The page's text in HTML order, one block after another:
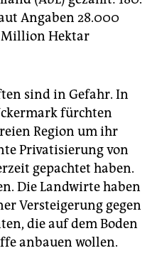
Angaben 28.000
Million Hektar
sind in Gefahr. In
fürchten
Region um ihr
Privatisierung von
gepachtet haben.
Die Landwirte haben
Versteigerung gegen
die auf dem Boden
anbauen wollen.